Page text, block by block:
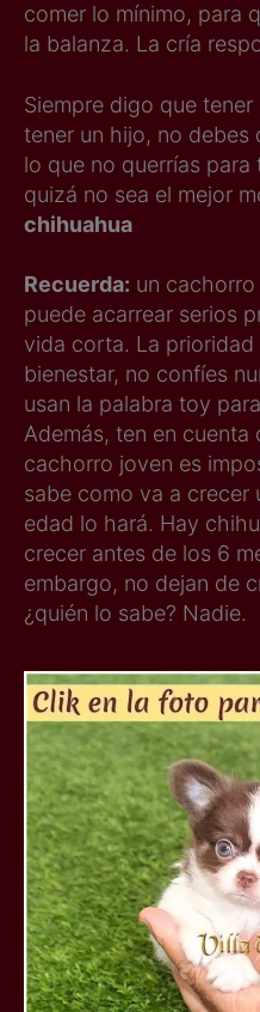
comer lo mínimo, para
la balanza. La cría
Siempre digo que
tener un hijo, no debes
lo que no querrías para
quizá no sea el mejor
chihuahua
Recuerda: un
puede acarrear serios
vida corta. La prioridad
bienestar, no confíes
usan la palabra toy
Además, ten en cuenta
cachorro joven es
sabe como va a
edad lo hará. Hay
crecer antes de los 6
embargo, no dejan de
¿quién lo sabe? Nadie.